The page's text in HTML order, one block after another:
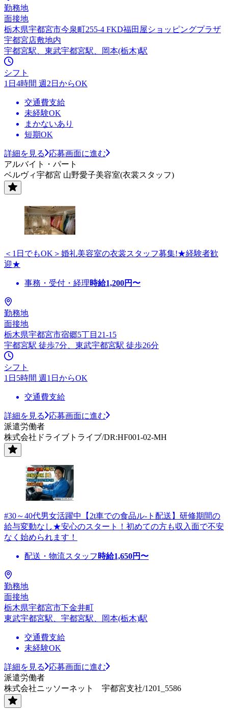
勤務地
面接地
栃木県宇都宮市今泉町255-4 FKD福田屋ショッピングプラザ
宇都宮店敷地内
宇都宮駅、東武宇都宮駅、岡本(栃木)駅
シフト
1日4時間 週2日からOK
交通費支給
未経験OK
まかないあり
短期OK
詳細を見る
応募画面に進む
アルバイト・パート
ベルヴィ宇都宮 山野愛子美容室(衣裳スタッフ)
＜1日でもOK＞婚礼美容室の衣裳スタッフ募集!★経験者歓
迎★
事務・受付・経理時給1,200円〜
勤務地
面接地
栃木県宇都宮市宿郷5丁目21-15
宇都宮駅 徒歩7分、東武宇都宮駅 徒歩26分
シフト
1日5時間 週1日からOK
交通費支給
詳細を見る
応募画面に進む
派遣労働者
株式会社ドライブトライブ/DR:HF001-02-MH
#30～40代男女活躍中【2t車での食品ル-ト配送】研修期間の
給与変動なし★安心のスタート！初めての方も収入面で不安
なく始められます！
配送・物流スタッフ 時給1,650円〜
勤務地
面接地
栃木県宇都宮市下金井町
東武宇都宮駅、宇都宮駅、岡本(栃木)駅
交通費支給
未経験OK
詳細を見る
応募画面に進む
派遣労働者
株式会社ニッソーネット 宇都宮支社/1201_5586